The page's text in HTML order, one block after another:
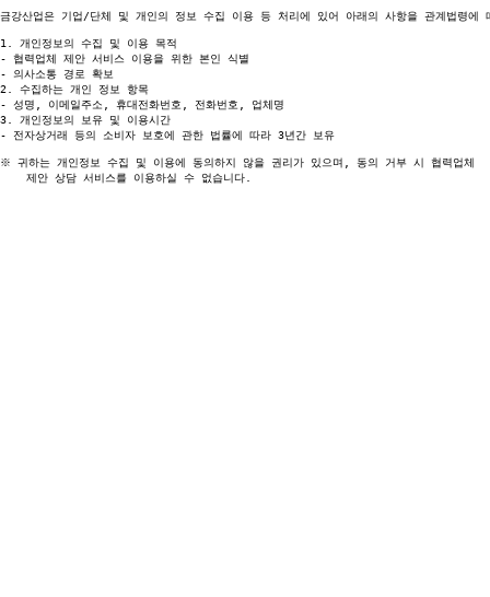
금강산업은 기업/단체 및 개인의 정보 수집 이용 등 처리에 있어 아래의 사항을 관계법령에
1. 개인정보의 수집 및 이용 목적
- 협력업체 제안 서비스 이용을 위한 본인 식별
- 의사소통 경로 확보
2. 수집하는 개인 정보 항목
- 성명, 이메일주소, 휴대전화번호, 전화번호, 업체명
- 전자상거래 등의 소비자 보호에 관한 법률에 따라 3년간 보유
※ 귀하는 개인정보 수집 및 이용에 동의하지 않을 권리가 있으며, 동의 거부 시 협력업체
    제안 상담 서비스를 이용하실 수 없습니다.